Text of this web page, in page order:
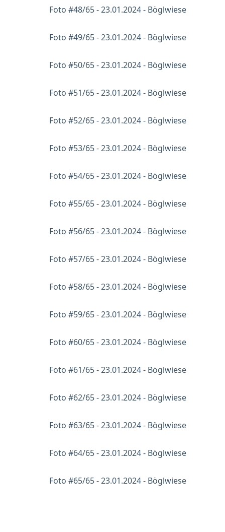
Foto #48/65 - 23.01.2024 - Böglwiese
Foto #49/65 - 23.01.2024 - Böglwiese
Foto #50/65 - 23.01.2024 - Böglwiese
Foto #51/65 - 23.01.2024 - Böglwiese
Foto #52/65 - 23.01.2024 - Böglwiese
Foto #53/65 - 23.01.2024 - Böglwiese
Foto #54/65 - 23.01.2024 - Böglwiese
Foto #55/65 - 23.01.2024 - Böglwiese
Foto #56/65 - 23.01.2024 - Böglwiese
Foto #57/65 - 23.01.2024 - Böglwiese
Foto #58/65 - 23.01.2024 - Böglwiese
Foto #59/65 - 23.01.2024 - Böglwiese
Foto #60/65 - 23.01.2024 - Böglwiese
Foto #61/65 - 23.01.2024 - Böglwiese
Foto #62/65 - 23.01.2024 - Böglwiese
Foto #63/65 - 23.01.2024 - Böglwiese
Foto #64/65 - 23.01.2024 - Böglwiese
Foto #65/65 - 23.01.2024 - Böglwiese